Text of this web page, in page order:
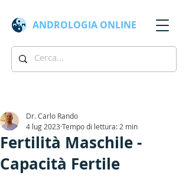
ANDROLOGIA ONLINE
Fertilità Maschile -
Capacità Fertile
Dr. Carlo Rando
4 lug 2023 Tempo di lettura: 2 min